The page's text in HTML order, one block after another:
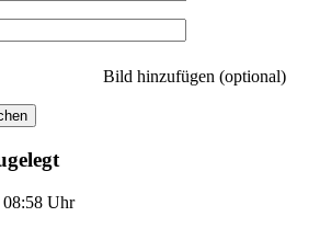
Bild hinzufügen (optional)
08:58 Uhr